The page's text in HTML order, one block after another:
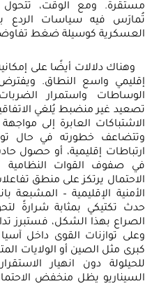
مستقرة. ومع الوقت، تتحول
تُمارَس فيه سياسات الردع
العسكرية كوسيلة ضغط
وهناك دلالات أيضًا على
إقليمي واسع النطاق.
الوساطات واستمرار
تصعيد غير منضبط يُلغي
الاشتباكات العابرة إلى
وتتضاعف خطورته في حال
ارتباطات إقليمية، أو حصول
في صفوف القوات النظامية
الاحتمال يرتكز على منطق
الأمنية الإقليمية – المشبعة
حدث تكتيكي بمثابة شرارةً
الصراع بهذا الشكل، فستبرز
وعلى توازنات القوى داخل
كبرى مثل الصين أو الولايات
للحيلولة دون انهيار
السيناريو يظل منخفض